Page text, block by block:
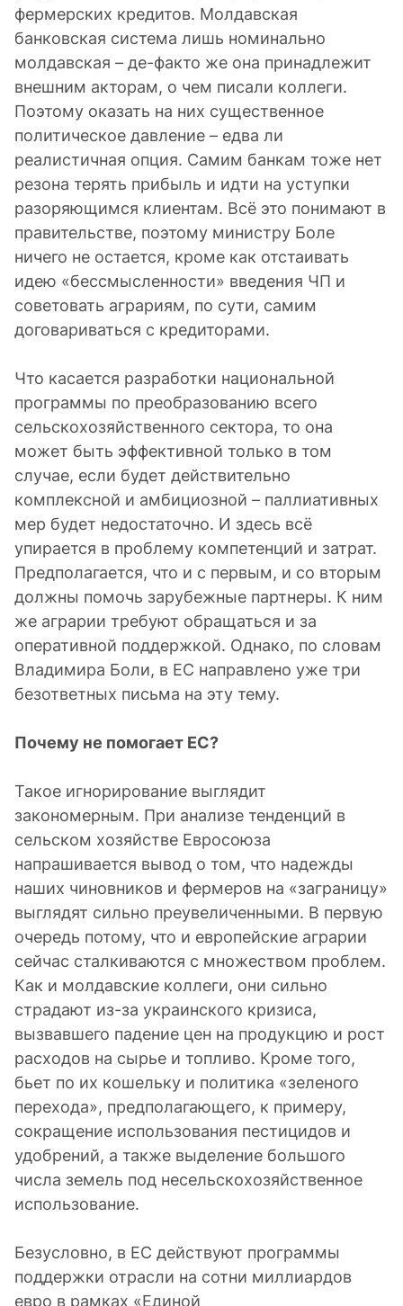
фермерских кредитов. Молдавская
банковская система лишь номинально
молдавская – де-факто же она принадлежит
внешним акторам, о чем писали коллеги.
Поэтому оказать на них существенное
политическое давление – едва ли
реалистичная опция. Самим банкам тоже нет
резона терять прибыль и идти на уступки
разоряющимся клиентам. Всё это понимают в
правительстве, поэтому министру Боле
ничего не остается, кроме как отстаивать
идею «бессмысленности» введения ЧП и
советовать аграриям, по сути, самим
договариваться с кредиторами.
Что касается разработки национальной
программы по преобразованию всего
сельскохозяйственного сектора, то она
может быть эффективной только в том
случае, если будет действительно
комплексной и амбициозной – паллиативных
мер будет недостаточно. И здесь всё
упирается в проблему компетенций и затрат.
Предполагается, что и с первым, и со вторым
должны помочь зарубежные партнеры. К ним
же аграрии требуют обращаться и за
оперативной поддержкой. Однако, по словам
Владимира Боли, в ЕС направлено уже три
безответных письма на эту тему.
Почему не помогает ЕС?
Такое игнорирование выглядит
закономерным. При анализе тенденций в
сельском хозяйстве Евросоюза
напрашивается вывод о том, что надежды
наших чиновников и фермеров на «заграницу»
выглядят сильно преувеличенными. В первую
очередь потому, что и европейские аграрии
сейчас сталкиваются с множеством проблем.
Как и молдавские коллеги, они сильно
страдают из-за украинского кризиса,
вызвавшего падение цен на продукцию и рост
расходов на сырье и топливо. Кроме того,
бьет по их кошельку и политика «зеленого
перехода», предполагающего, к примеру,
сокращение использования пестицидов и
удобрений, а также выделение большого
числа земель под несельскохозяйственное
использование.
Безусловно, в ЕС действуют программы
поддержки отрасли на сотни миллиардов
евро в рамках «Единой